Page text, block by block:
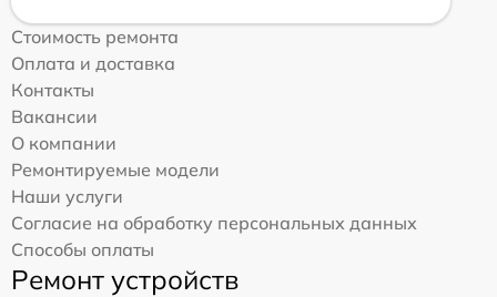
Стоимость ремонта
Оплата и доставка
Контакты
Вакансии
О компании
Ремонтируемые модели
Наши услуги
Согласие на обработку персональных данных
Способы оплаты
Ремонт устройств